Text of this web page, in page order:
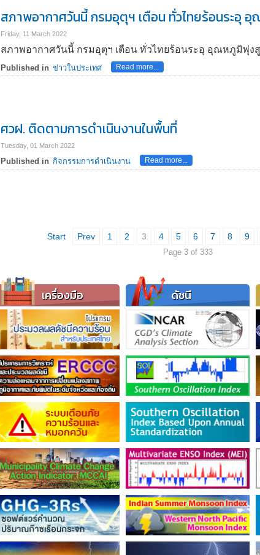
สภาพอากาศวันนี้ กรมอุตุฯ เตือน ทั่วไทยร้อนระอุ
Friday, 11 March 2022
สภาพอากาศวันนี้ กรมอุตุฯ เตือน ทั่วไทยร้อนระอุ อุณหภูมิพุ่ง
Published in ข่าวในประเทศ Read more...
ศวฝ. ติดตามการดำเนินงานในพื้นที่
Tuesday, 01 March 2022
Published in กิจกรรมการดำเนินงาน Read more...
Start Prev 1 2 3 4 5 6 7 8 9
Page 3 of 333
เครื่องมือ ดัชนี